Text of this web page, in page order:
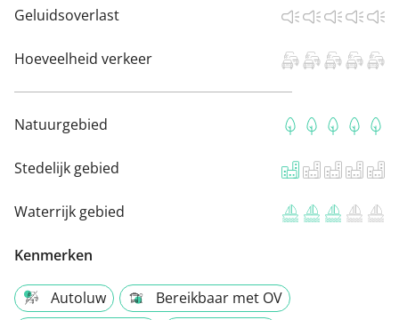
Geluidsoverlast
Hoeveelheid verkeer
Natuurgebied
Stedelijk gebied
Waterrijk gebied
Kenmerken
Autoluw
Bereikbaar met OV